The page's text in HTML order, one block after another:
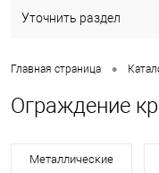
Уточнить раздел
Главная страница •
Ограждение
Металлические